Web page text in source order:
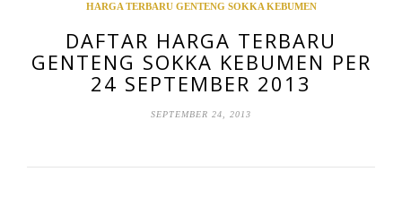
HARGA TERBARU GENTENG SOKKA KEBUMEN
DAFTAR HARGA TERBARU
GENTENG SOKKA KEBUMEN PER
24 SEPTEMBER 2013
SEPTEMBER 24, 2013